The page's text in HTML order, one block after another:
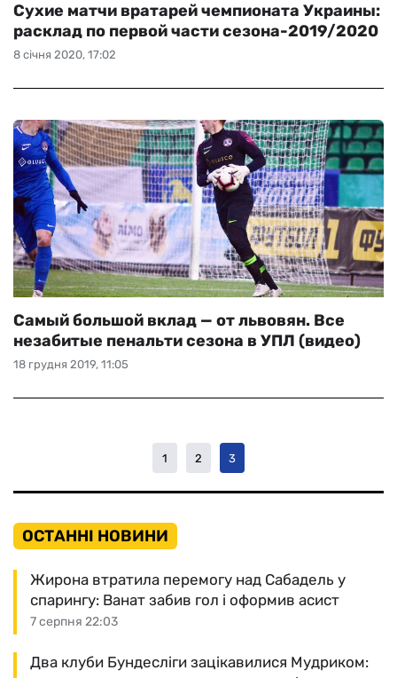
8 січня 2020, 17:02
Сухие матчи вратарей чемпионата Украины:
расклад по первой части сезона-2019/2020
18 грудня 2019, 11:05
Самый большой вклад — от львовян. Все
незабитые пенальти сезона в УПЛ (видео)
1 2 3
ОСТАННІ НОВИНИ
7 серпня 22:03
Жирона втратила перемогу над Сабадель у
спарингу: Ванат забив гол і оформив асист
Два клуби Бундесліги зацікавилися Мудриком: